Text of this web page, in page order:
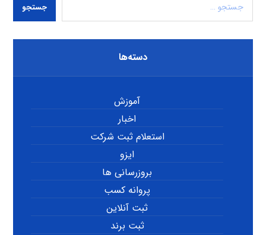
جستجو
دسته‌ها
آموزش
اخبار
استعلام ثبت شرکت
ایزو
بروزرسانی ها
پروانه کسب
ثبت آنلاین
ثبت برند